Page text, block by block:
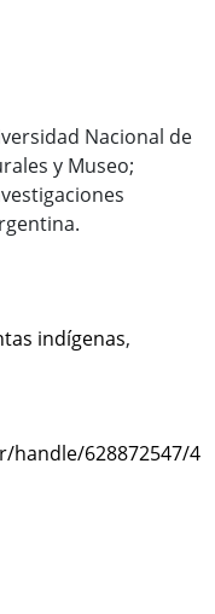
Nacional de
y Museo;
indígenas,
handle/628872547/4